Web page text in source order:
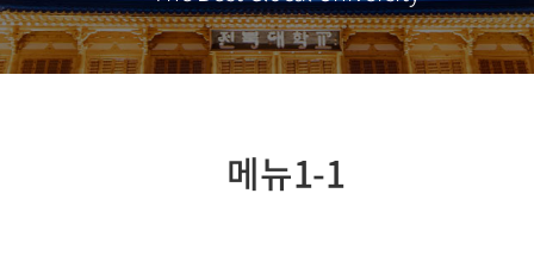
메뉴1-1